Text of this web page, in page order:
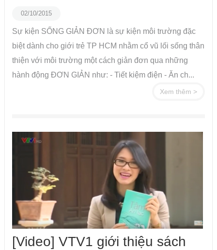
02/10/2015
Sự kiện SỐNG GIẢN ĐƠN là sự kiện môi trường đặc
biệt dành cho giới trẻ TP HCM nhằm cổ vũ lối sống thân
thiện với môi trường một cách giản đơn qua những
hành động ĐƠN GIẢN như: - Tiết kiệm điện - Ăn ch...
Xem thêm >
[Video] VTV1 giới thiệu sách